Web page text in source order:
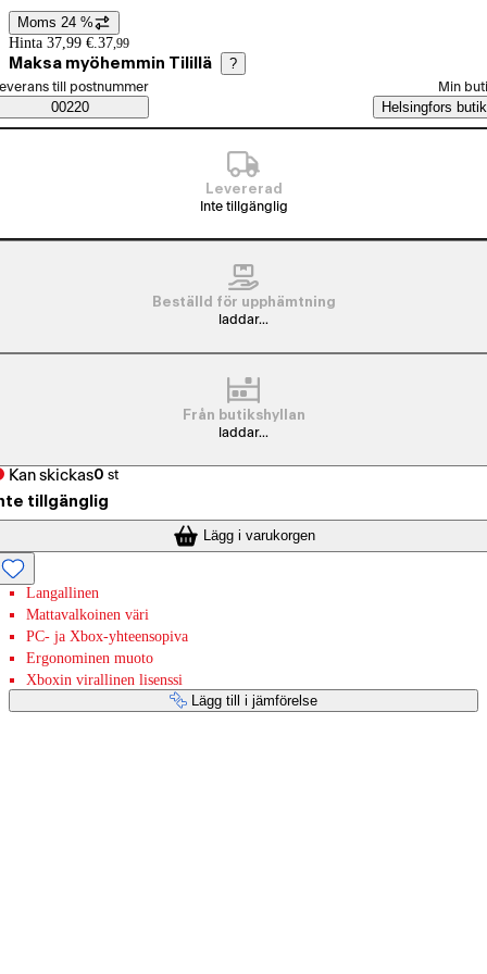
Prisinformation
Moms 24 %
Hinta 37,99 €. 37,99
Maksa myöhemmin Tilillä ?
Saatavuustiedot
beställningssätt
till postnummer
00220
Min
Helsingfors butik
Levererad
Inte tillgänglig
Beställd för upphämtning
laddar...
Från butikshyllan
laddar...
Kan skickas0 st
tillgänglig
Lägg i varukorgen
Langallinen
Mattavalkoinen väri
PC- ja Xbox-yhteensopiva
Ergonominen muoto
Xboxin virallinen lisenssi
Lägg till i jämförelse